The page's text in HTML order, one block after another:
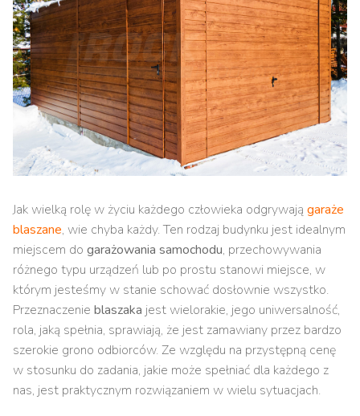
Jak wielką rolę w życiu każdego człowieka odgrywają garaże
blaszane, wie chyba każdy. Ten rodzaj budynku jest idealnym
miejscem do garażowania samochodu, przechowywania
różnego typu urządzeń lub po prostu stanowi miejsce, w
którym jesteśmy w stanie schować dosłownie wszystko.
Przeznaczenie blaszaka jest wielorakie, jego uniwersalność,
rola, jaką spełnia, sprawiają, że jest zamawiany przez bardzo
szerokie grono odbiorców. Ze względu na przystępną cenę
w stosunku do zadania, jakie może spełniać dla każdego z
nas, jest praktycznym rozwiązaniem w wielu sytuacjach.